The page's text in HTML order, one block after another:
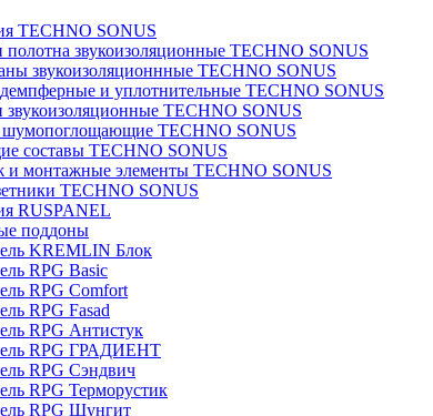
TECHNO SONUS
звукоизоляционные TECHNO SONUS
звукоизоляционнные TECHNO SONUS
и уплотнительные TECHNO SONUS
звукоизоляционные TECHNO SONUS
TECHNO SONUS
составы TECHNO SONUS
и монтажные элементы TECHNO SONUS
TECHNO SONUS
RUSPANEL
поддоны
KREMLIN Блок
RPG Basic
RPG Comfort
RPG Fasad
RPG Антистук
RPG ГРАДИЕНТ
RPG Сэндвич
RPG Терморустик
RPG Шунгит